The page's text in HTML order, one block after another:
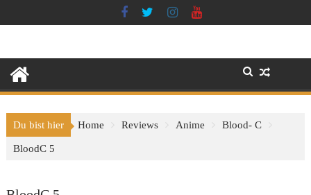
to
Du bist hier Home Reviews Anime Blood- C
BloodC 5